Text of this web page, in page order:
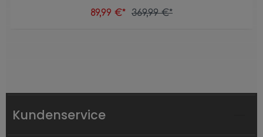
89,99 €* 369,99 €*
Kundenservice